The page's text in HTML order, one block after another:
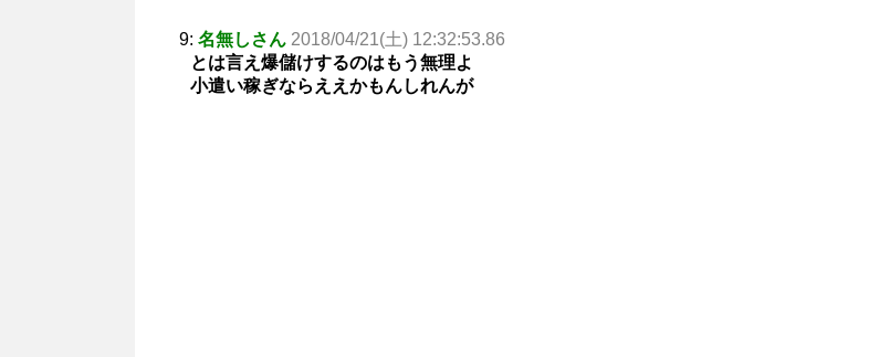
9: 名無しさん 2018/04/21(土) 12:32:53.86
とは言え爆儲けするのはもう無理よ
小遣い稼ぎならええかもんしれんが